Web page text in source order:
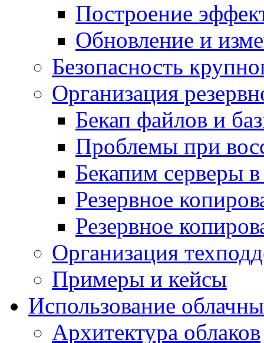
Построение
Обновление и
Безопасность
Организация
Бекап файлов и
Проблемы при
Бекапим серверы
Резервное
Резервное
Организация
Примеры и кейсы
Использование
Архитектура облаков